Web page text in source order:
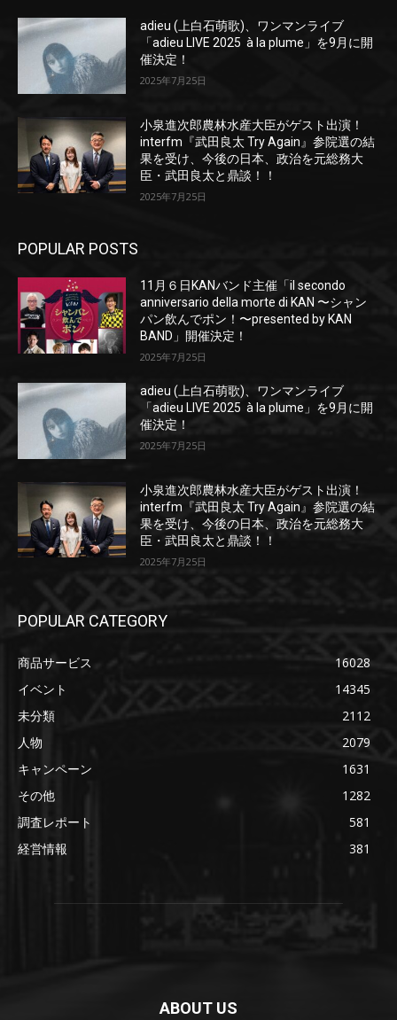
adieu (上白石萌歌)、ワンマンライブ
「adieu LIVE 2025 à la plume」を9月に開
催決定！
2025年7月25日
小泉進次郎農林水産大臣がゲスト出演！
interfm『武田良太 Try Again』参院選の結
果を受け、今後の日本、政治を元総務大
臣・武田良太と鼎談！！
2025年7月25日
POPULAR POSTS
11月６日KANバンド主催「il secondo
anniversario della morte di KAN 〜シャン
パン飲んでポン！〜presented by KAN
BAND」開催決定！
2025年7月25日
adieu (上白石萌歌)、ワンマンライブ
「adieu LIVE 2025 à la plume」を9月に開
催決定！
2025年7月25日
小泉進次郎農林水産大臣がゲスト出演！
interfm『武田良太 Try Again』参院選の結
果を受け、今後の日本、政治を元総務大
臣・武田良太と鼎談！！
2025年7月25日
POPULAR CATEGORY
商品サービス
16028
イベント
14345
未分類
2112
人物
2079
キャンペーン
1631
その他
1282
調査レポート
581
経営情報
381
ABOUT US